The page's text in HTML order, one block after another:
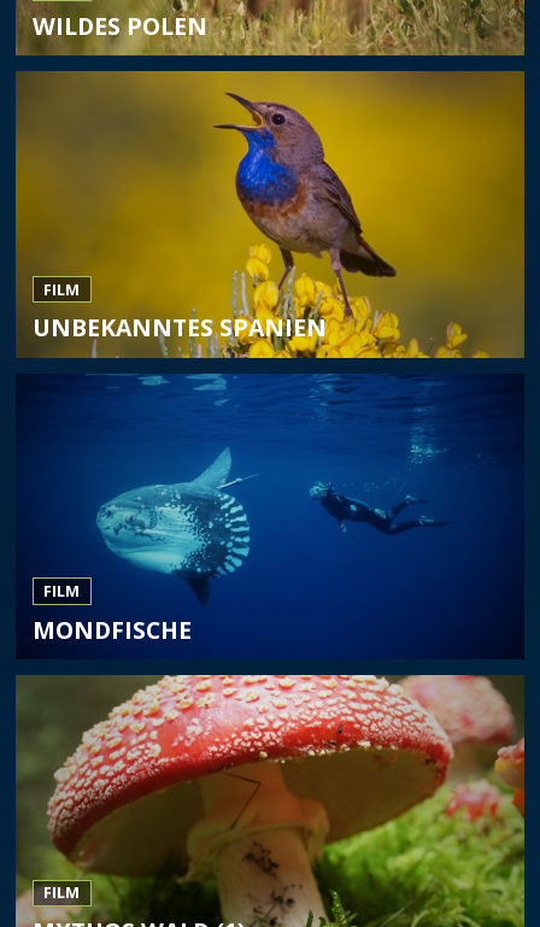
WILDES POLEN
FILM
UNBEKANNTES SPANIEN
FILM
MONDFISCHE
FILM